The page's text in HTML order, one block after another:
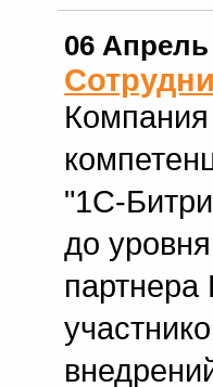
06 Апрель
"1С-
до
партнера